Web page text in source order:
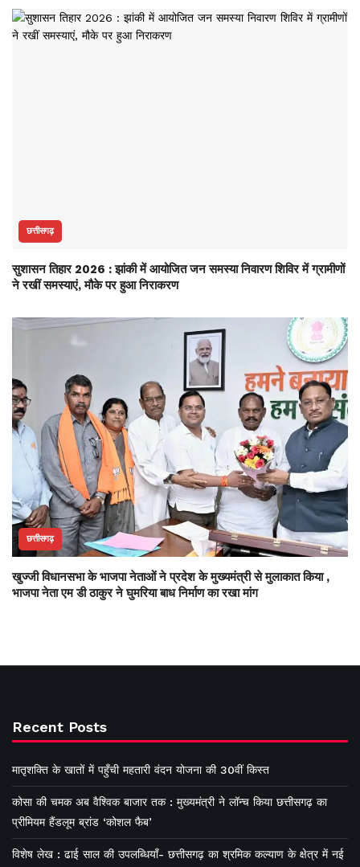
छत्तीसगढ़
सुशासन तिहार 2026 : झांकी में आयोजित जन समस्या निवारण शिविर में ग्रामीणों
ने रखीं समस्याएं, मौके पर हुआ निराकरण
छत्तीसगढ़
खुज्जी विधानसभा के भाजपा नेताओं ने प्रदेश के मुख्यमंत्री से मुलाकात किया ,
भाजपा नेता एम डी ठाकुर ने घुमरिया बाध निर्माण का रखा मांग
Recent Posts
मातृशक्ति के खातों में पहुँची महतारी वंदन योजना की 30वीं किस्त
कोसा की चमक अब वैश्विक बाजार तक : मुख्यमंत्री ने लॉन्च किया छत्तीसगढ़ का
प्रीमियम हैंडलूम ब्रांड ‘कोशल फैब’
विशेष लेख : ढाई साल की उपलब्धियाँ- छत्तीसगढ़ का श्रमिक कल्याण के क्षेत्र में नई